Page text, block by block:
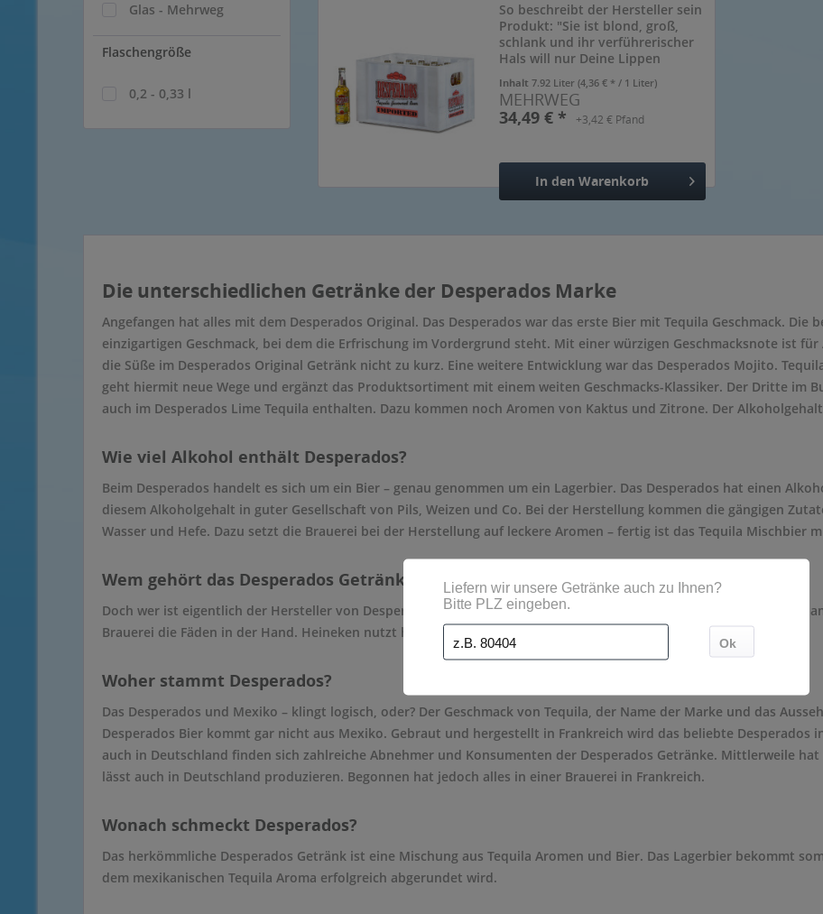
Glas - Mehrweg
Flaschengröße
0,2 - 0,33 l
So beschreibt der Hersteller sein
Produkt: "Sie ist blond, groß,
schlank und ihr verführerischer
Hals will nur Deine Lippen
alles übertrifft, kann das nur
eines bedeuten: Ekstase. Die
fetten Beats, zu denen Du...
Inhalt7.92 Liter(4,36 € * / 1 Liter)
MEHRWEG
34,49 € *
+3,42 € Pfand
In den Warenkorb
Die unterschiedlichen Getränke der Desperados Marke
Angefangen hat alles mit dem Desperados Original. Das Desperados war das erste Bier mit Tequila Geschmack.
einzigartigen Geschmack, bei dem die Erfrischung im Vordergrund steht. Mit einer würzigen Geschmacksnote ist
die Süße im Desperados Original Getränk nicht zu kurz. Eine weitere Entwicklung war das Desperados Mojito.
geht hiermit neue Wege und ergänzt das Produktsortiment mit einem weiten Geschmacks-Klassiker. Der Dritte im
auch im Desperados Lime Tequila enthalten. Dazu kommen noch Aromen von Kaktus und Zitrone. Der
Wie viel Alkohol enthält Desperados?
Beim Desperados handelt es sich um ein Bier – genau genommen um ein Lagerbier. Das Desperados hat einen
diesem Alkoholgehalt in guter Gesellschaft von Pils, Weizen und Co. Bei der Herstellung kommen die gängigen
Wasser und Hefe. Dazu setzt die Brauerei bei der Herstellung auf leckere Aromen – fertig ist das Tequila Mischbier
Wem gehört das Desperados Getränk?
Doch wer ist eigentlich der Hersteller von Desperados? Mittlerweile hat die Heineken Brauerei die Vertriebsrechte
Brauerei die Fäden in der Hand. Heineken nutzt heute verschiedene Brauereien, um das Desperados herzustellen.
Woher stammt Desperados?
Das Desperados und Mexiko – klingt logisch, oder? Der Geschmack von Tequila, der Name der Marke und das
Desperados Bier kommt gar nicht aus Mexiko. Gebraut und hergestellt in Frankreich wird das beliebte Desperados
auch in Deutschland finden sich zahlreiche Abnehmer und Konsumenten der Desperados Getränke. Mittlerweile
lässt auch in Deutschland produzieren. Begonnen hat jedoch alles in einer Brauerei in Frankreich.
Wonach schmeckt Desperados?
Das herkömmliche Desperados Getränk ist eine Mischung aus Tequila Aromen und Bier. Das Lagerbier bekommt
dem mexikanischen Tequila Aroma erfolgreich abgerundet wird.